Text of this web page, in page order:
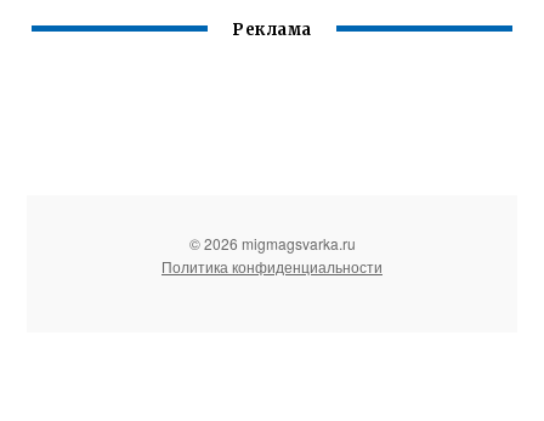
Реклама
© 2026 migmagsvarka.ru
Политика конфиденциальности